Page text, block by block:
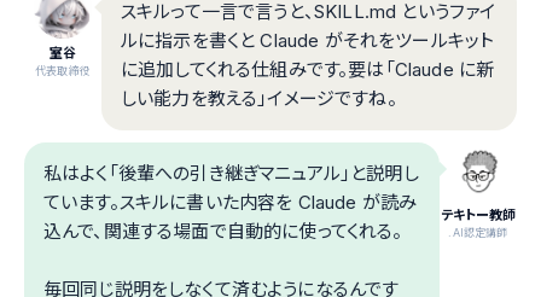
室谷
代表取締役
スキルって一言で言うと、SKILL.md というファイ
ルに指示を書くと Claude がそれをツールキット
に追加してくれる仕組みです。要は「Claude に新
しい能力を教える」イメージですね。
テキトー教師
.AI認定講師
私はよく「後輩への引き継ぎマニュアル」と説明し
ています。スキルに書いた内容を Claude が読み
込んで、関連する場面で自動的に使ってくれる。
毎回同じ説明をしなくて済むようになるんです